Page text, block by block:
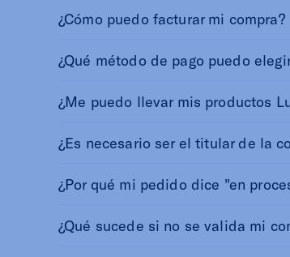
¿Cómo puedo facturar mi compra?
¿Qué método de pago puedo
¿Me puedo llevar mis productos
¿Es necesario ser el titular de la
¿Por qué mi pedido dice "en
¿Qué sucede si no se valida mi